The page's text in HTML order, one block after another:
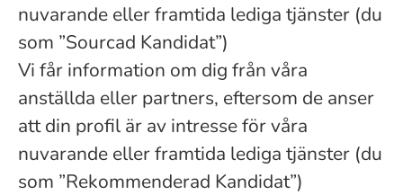
nuvarande eller framtida lediga tjänster (du
som ”Sourcad Kandidat”)
Vi får information om dig från våra
anställda eller partners, eftersom de anser
att din profil är av intresse för våra
nuvarande eller framtida lediga tjänster (du
som ”Rekommenderad Kandidat”)